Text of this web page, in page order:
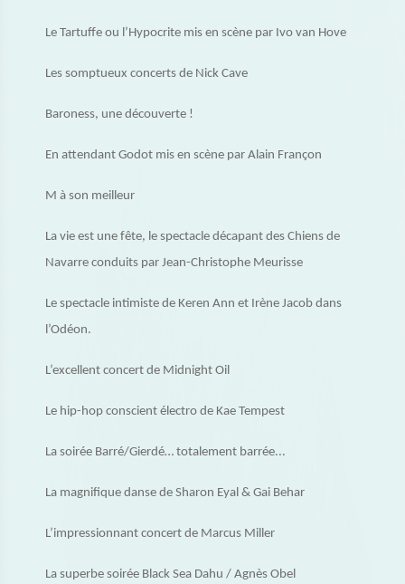
Le Tartuffe ou l’Hypocrite mis en scène par Ivo van Hove
Les somptueux concerts de Nick Cave
Baroness, une découverte !
En attendant Godot mis en scène par Alain Françon
M à son meilleur
La vie est une fête, le spectacle décapant des Chiens de
Navarre conduits par Jean-Christophe Meurisse
Le spectacle intimiste de Keren Ann et Irène Jacob dans
l’Odéon.
L’excellent concert de Midnight Oil
Le hip-hop conscient électro de Kae Tempest
La soirée Barré/Gierdé… totalement barrée...
La magnifique danse de Sharon Eyal & Gai Behar
L’impressionnant concert de Marcus Miller
La superbe soirée Black Sea Dahu / Agnès Obel